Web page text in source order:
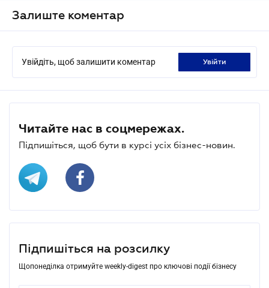
Залиште коментар
Увійдіть, щоб залишити коментар увійти
Читайте нас в соцмережах.
Підпишіться, щоб бути в курсі усіх бізнес-новин.
Підпишіться на розсилку
Щопонеділка отримуйте weekly-digest про ключові події бізнесу